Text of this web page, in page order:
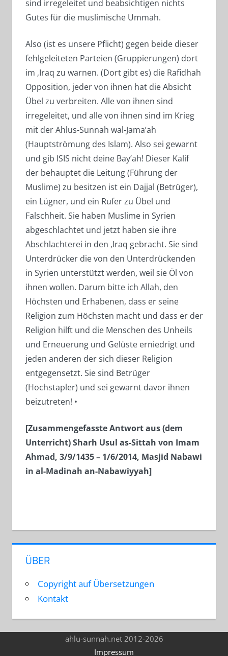
sind irregeleitet und beabsichtigen nichts
Gutes für die muslimische Ummah.
Also (ist es unsere Pflicht) gegen beide dieser
fehlgeleiteten Parteien (Gruppierungen) dort
im ‚Iraq zu warnen. (Dort gibt es) die Rafidhah
Opposition, jeder von ihnen hat die Absicht
Übel zu verbreiten. Alle von ihnen sind
irregeleitet, und alle von ihnen sind im Krieg
mit der Ahlus-Sunnah wal-Jama’ah
(Hauptströmung des Islam). Also sei gewarnt
und gib ISIS nicht deine Bay’ah! Dieser Kalif
der behauptet die Leitung (Führung der
Muslime) zu besitzen ist ein Dajjal (Betrüger),
ein Lügner, und ein Rufer zu Übel und
Falschheit. Sie haben Muslime in Syrien
abgeschlachtet und jetzt haben sie ihre
Abschlachterei in den ‚Iraq gebracht. Sie sind
Unterdrücker die von den Unterdrückenden
in Syrien unterstützt werden, weil sie Öl von
ihnen wollen. Darum bitte ich Allah, den
Höchsten und Erhabenen, dass er seine
Religion zum Höchsten macht und dass er der
Religion hilft und die Menschen des Unheils
und Erneuerung und Gelüste erniedrigt und
jeden anderen der sich dieser Religion
entgegensetzt. Sie sind Betrüger
(Hochstapler) und sei gewarnt davor ihnen
beizutreten! •
[Zusammengefasste Antwort aus (dem
Unterricht) Sharh Usul as-Sittah von Imam
Ahmad, 3/9/1435 – 1/6/2014, Masjid Nabawi
in al-Madinah an-Nabawiyyah]
ÜBER
Copyright auf Übersetzungen
Kontakt
ahlu-sunnah.net 2012-2026
Impressum